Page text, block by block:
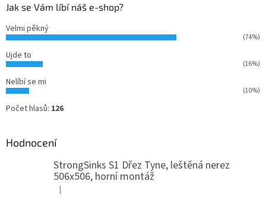
Jak se Vám líbí náš e-shop?
Velmi pěkný
(74%)
Ujde to
(16%)
Nelíbí se mi
(10%)
Počet hlasů: 126
Hodnocení
StrongSinks S1 Dřez Tyne, leštěná nerez
506x506, horní montáž
Hodnocení produktu je 5 z 5 hvězdiček.
|